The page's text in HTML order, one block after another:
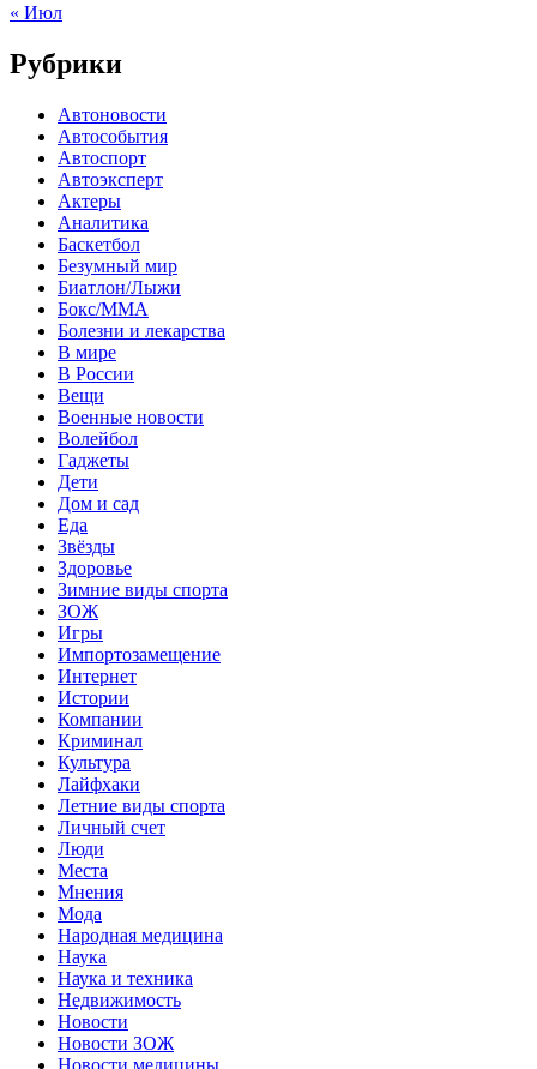
« Июл
Рубрики
Автоновости
Автособытия
Автоспорт
Автоэксперт
Актеры
Аналитика
Баскетбол
Безумный мир
Биатлон/Лыжи
Бокс/MMA
Болезни и лекарства
В мире
В России
Вещи
Военные новости
Волейбол
Гаджеты
Дети
Дом и сад
Еда
Звёзды
Здоровье
Зимние виды спорта
ЗОЖ
Игры
Импортозамещение
Интернет
Истории
Компании
Криминал
Культура
Лайфхаки
Летние виды спорта
Личный счет
Люди
Места
Мнения
Мода
Народная медицина
Наука
Наука и техника
Недвижимость
Новости
Новости ЗОЖ
Новости медицины